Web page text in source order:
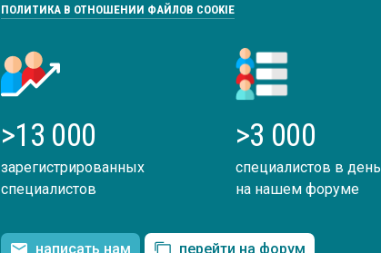
ПОЛИТИКА В ОТНОШЕНИИ ФАЙЛОВ COOKIE
>13 000
зарегистрированных
специалистов
>3 000
специалистов в день
на нашем форуме
написать нам перейти на форум